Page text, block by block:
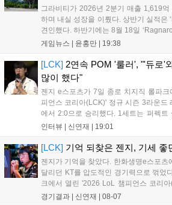
그라비티가 2026년 2분기 매출 1,619
하며 내실 성장을 이뤘다. 상반기 실적은
견인했다. 하반기에는 8월 18일
시작으로 9월 3일 ‘달려라 헤베레케 EX’,
이’ 출시가 예정돼 있으며, 2027년에는
출시할 계획이다. 그라비티는 조인트벤
템 구축을 통해 신성장 동력을 확보할 방
게임뉴스 | 윤홍만 | 19:38
[LCK] 2연속 POM '룰러', "'듀로'
많이 했다"
젠지 e스포츠가 7일 종로 치지직 롤파
피언스 코리아(LCK)' 정규 시즌 3라운드
에서 2:0으로 승리했다. 1세트는 퍼펙트
를 벌리며 25분 만에 승리하면서 말 그대
하며 POM에 선정됐...
인터뷰 | 신연재 | 19:01
[LCK] 기억 되찾은 젠지, 기세 좋
젠지가 기억을 찾았다. 한화생명e스포츠
달리던 KT를 압도적인 경기력으로 꺾었
크에서 열린 '2026 LoL 챔피언스 코리
드 레전드 그룹, kt 롤스터와 젠지 e스포
경기결과 | 신연재 | 08-07